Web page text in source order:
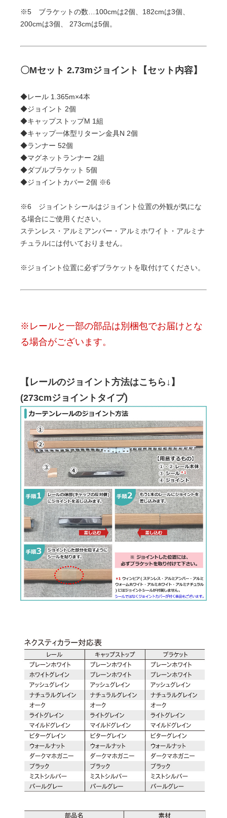
※5 ブラケットの数…100cmは2個、182cmは3個、
200cmは3個、 273cmは5個。
〇Mセット 2.73mジョイント【セット内容】
◆レール 1.365m×4本
◆ジョイント 2個
◆キャップストップM 1組
◆キャップ一体型リターン金具N 2個
◆ランナー 52個
◆マグネットランナー 2組
◆ダブルブラケット 5個
◆ジョイントカバー 2個 ※6
※6 ジョイントシールはジョイント位置の外観が気にな
る場合にご使用ください。
ステンレス・アルミアンバー・アルミホワイト・アルミナ
チュラルには付いておりません。
※ジョイント位置に必ずブラケットを取付けてください。
※レールと一部の部品は別梱包でお届けとな
る場合がございます。
【レールのジョイント方法はこちら↓】
(273cmジョイントタイプ)